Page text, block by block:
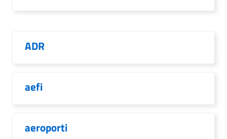
ADR
aefi
aeroporti